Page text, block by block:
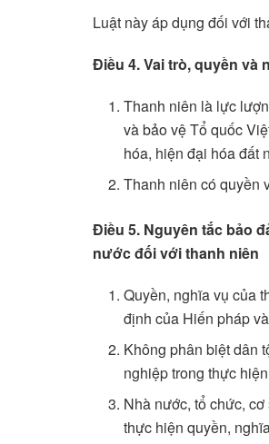
Luật này áp dụng đối với
Điều 4. Vai trò, quyền và
Thanh niên là lực
và bảo vệ Tổ quốc
hóa, hiện đại hóa đất
Thanh niên có quyền
Điều 5. Nguyên tắc bảo
nước đối với thanh niên
Quyền, nghĩa vụ của
định của Hiến pháp
Không phân biệt dân
nghiệp trong thực
Nhà nước, tổ chức,
thực hiện quyền,